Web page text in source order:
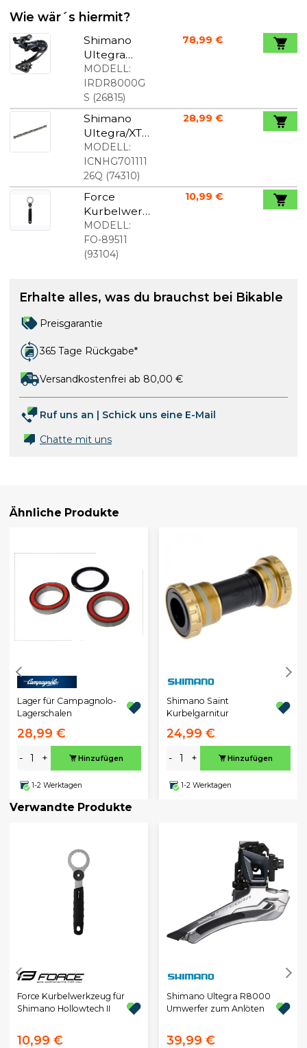
Wie wär´s hiermit?
Shimano
Ultegra
R8000
Schaltwerk
Lang
MODELL:
IRDR8000G
S (26815)
78,99 €
Shimano
Ultegra/XT
11-fach
Kette mit
126 Gliedern
MODELL:
ICNHG701111
26Q (74310)
28,99 €
Force
Kurbelwerk
zeug für
Shimano
Hollowtech
MODELL:
FO-89511
(93104)
10,99 €
Erhalte alles, was du brauchst bei Bikable
Preisgarantie
365 Tage Rückgabe*
Versandkostenfrei ab 80,00 €
Ruf uns an | Schick uns eine E-Mail
Chatte mit uns
Ähnliche Produkte
Lager für Campagnolo-
Lagerschalen
28,99 €
- + Hinzufügen
1-2 Werktagen
Shimano Saint
Kurbelgarnitur
24,99 €
- + Hinzufügen
1-2 Werktagen
Verwandte Produkte
Force Kurbelwerkzeug für
Shimano Hollowtech II
10,99 €
Shimano Ultegra R8000
Umwerfer zum Anlöten
39,99 €